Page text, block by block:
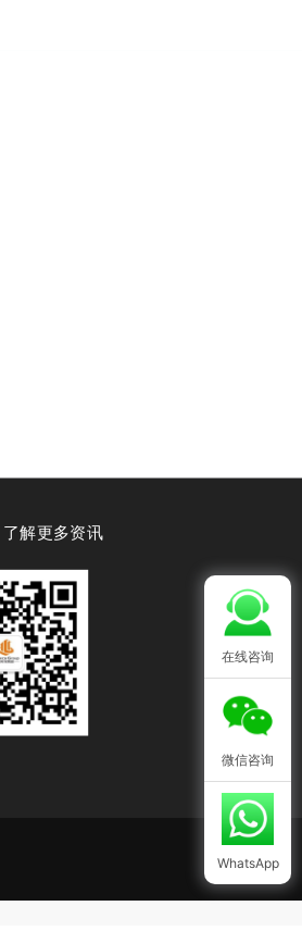
解更多资讯
在线咨询
微信咨询
WhatsApp